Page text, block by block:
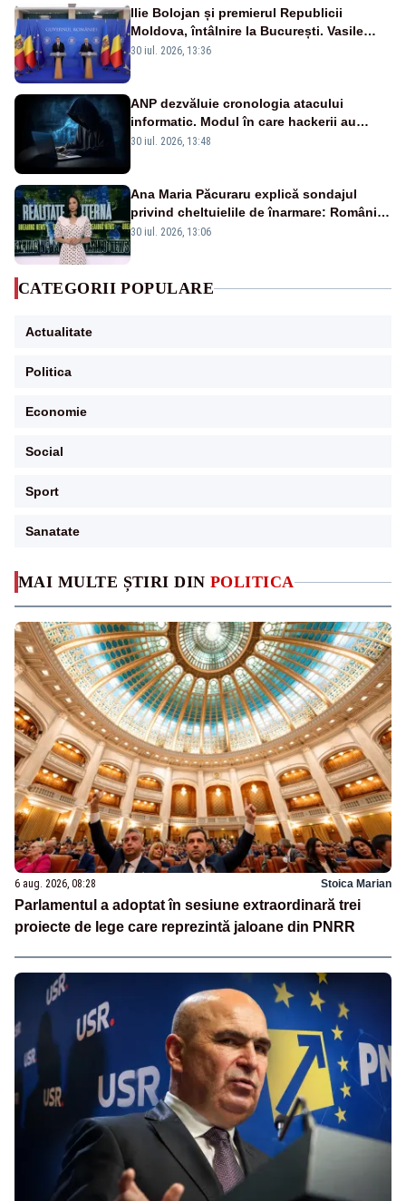
MAI MULTE ȘTIRI DIN POLITICA
6 aug. 2026, 08:28 Stoica Marian
Parlamentul a adoptat în sesiune extraordinară trei
proiecte de lege care reprezintă jaloane din PNRR
Ilie Bolojan și premierul Republicii
Moldova, întâlnire la București. Vasile
Tofan, primit cu onoruri militare
30 iul. 2026, 13:36
ANP dezvăluie cronologia atacului
informatic. Modul în care hackerii au
pătruns în rețea rămâne necunoscut
30 iul. 2026, 13:48
Ana Maria Păcuraru explică sondajul
privind cheltuielile de înarmare: Românii
cer transparență în achiziții și un echilibru
30 iul. 2026, 13:06
CATEGORII POPULARE
Actualitate
Politica
Economie
Social
Sport
Sanatate